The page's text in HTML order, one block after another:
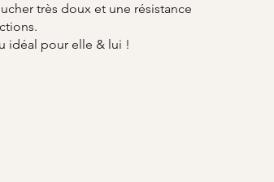
très doux et une résistance
idéal pour elle & lui !